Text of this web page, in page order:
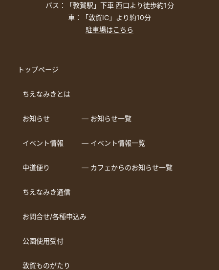
バス：「敦賀駅」下車 西口より徒歩約1分
車：「敦賀IC」より約10分
駐車場はこちら
トップページ
ちえなみきとは
お知らせ ― お知らせ一覧
イベント情報 ― イベント情報一覧
中道便り ― カフェからのお知らせ一覧
ちえなみき通信
お問合せ/各種申込み
公園使用受付
敦賀ものがたり